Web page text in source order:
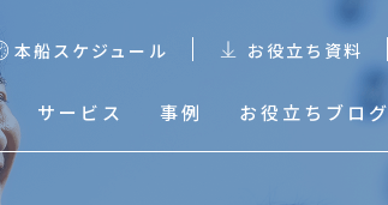
本船スケジュール お役立ち資料
サービス 事例 お役立ちブログ